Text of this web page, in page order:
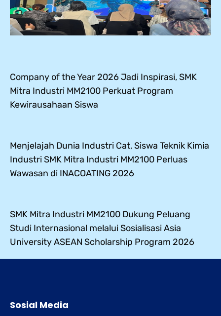
Company of the Year 2026 Jadi Inspirasi, SMK
Mitra Industri MM2100 Perkuat Program
Kewirausahaan Siswa
Menjelajah Dunia Industri Cat, Siswa Teknik Kimia
Industri SMK Mitra Industri MM2100 Perluas
Wawasan di INACOATING 2026
SMK Mitra Industri MM2100 Dukung Peluang
Studi Internasional melalui Sosialisasi Asia
University ASEAN Scholarship Program 2026
Sosial Media